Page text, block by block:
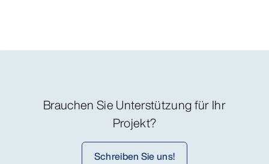
Brauchen Sie Unterstützung für Ihr
Projekt?
Schreiben Sie uns!